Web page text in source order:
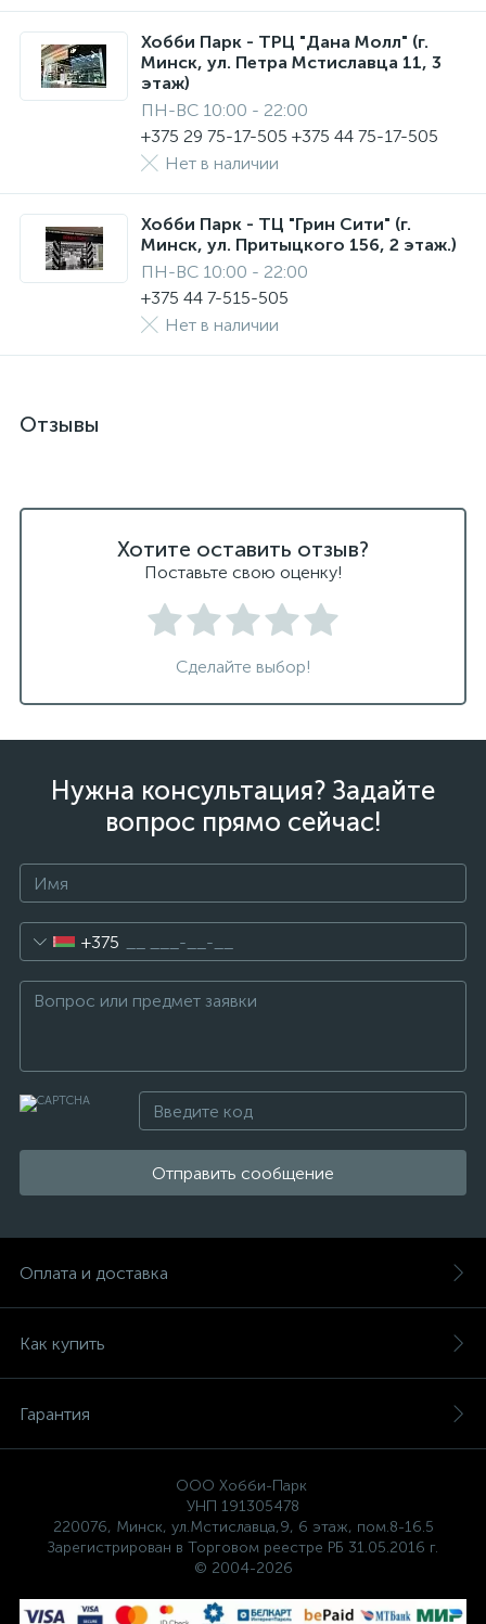
Хобби Парк - ТРЦ "Дана Молл" (г.
Минск, ул. Петра Мстиславца 11, 3
этаж)
ПН-ВС 10:00 - 22:00
+375 29 75-17-505 +375 44 75-17-505
Нет в наличии
Хобби Парк - ТЦ "Грин Сити" (г.
Минск, ул. Притыцкого 156, 2 этаж.)
ПН-ВС 10:00 - 22:00
+375 44 7-515-505
Нет в наличии
Отзывы
Хотите оставить отзыв?
Поставьте свою оценку!
Сделайте выбор!
Нужна консультация? Задайте
вопрос прямо сейчас!
+375
Отправить сообщение
Оплата и доставка
Как купить
Гарантия
ООО Хобби-Парк
УНП 191305478
220076, Минск, ул.Мстиславца,9, 6 этаж, пом.8-16.5
Зарегистрирован в Торговом реестре РБ 31.05.2016 г.
© 2004-2026